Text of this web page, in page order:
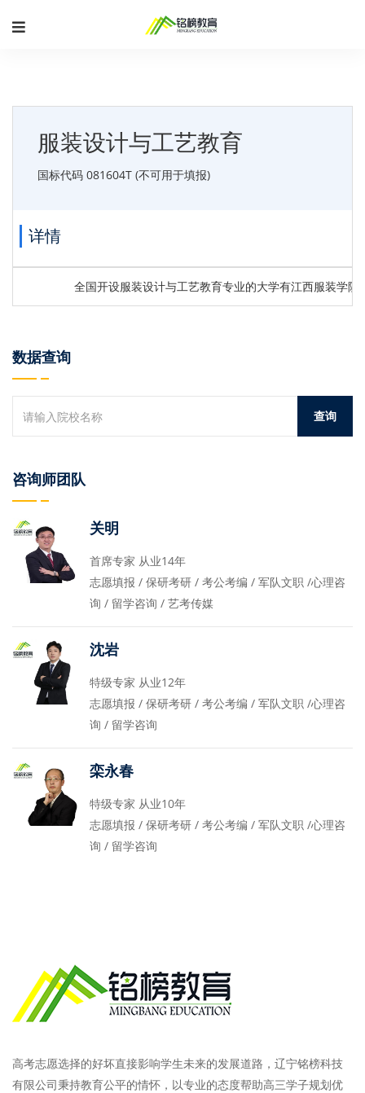
服装设计与工艺教育
国标代码 081604T (不可用于填报)
详情
全国开设服装设计与工艺教育专业的大学有江西服装学
数据查询
咨询师团队
关明
首席专家 从业14年
志愿填报 / 保研考研 / 考公考编 / 军队文职 /心理咨
询 / 留学咨询 / 艺考传媒
沈岩
特级专家 从业12年
志愿填报 / 保研考研 / 考公考编 / 军队文职 /心理咨
询 / 留学咨询
栾永春
特级专家 从业10年
志愿填报 / 保研考研 / 考公考编 / 军队文职 /心理咨
询 / 留学咨询
高考志愿选择的好坏直接影响学生未来的发展道路，辽宁铭榜科技
有限公司秉持教育公平的情怀，以专业的态度帮助高三学子规划优